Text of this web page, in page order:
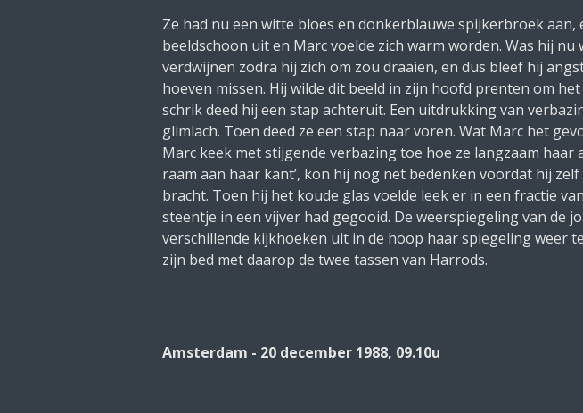
Ze had nu een witte bloes en donkerblauwe spijkerbroek
beeldschoon uit en Marc voelde zich warm worden. Was hij nu
verdwijnen zodra hij zich om zou draaien, en dus bleef hij
hoeven missen. Hij wilde dit beeld in zijn hoofd prenten om
schrik deed hij een stap achteruit. Een uitdrukking van
glimlach. Toen deed ze een stap naar voren. Wat Marc het
Marc keek met stijgende verbazing toe hoe ze langzaam
raam aan haar kant’, kon hij nog net bedenken voordat hij
bracht. Toen hij het koude glas voelde leek er in een fractie
steentje in een vijver had gegooid. De weerspiegeling van de
verschillende kijkhoeken uit in de hoop haar spiegeling weer
zijn bed met daarop de twee tassen van Harrods.
Amsterdam - 20 december 1988, 09.10u